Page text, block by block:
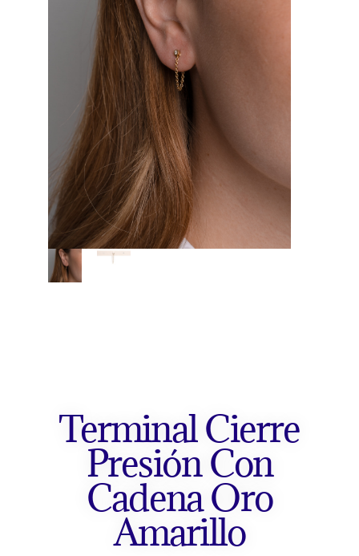
Terminal Cierre
Presión Con
Cadena Oro
Amarillo